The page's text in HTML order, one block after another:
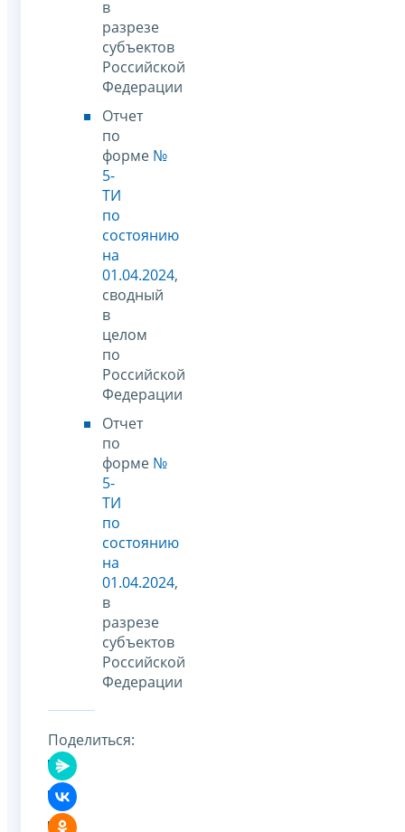
в
разрезе
субъектов
Российской
Федерации
Отчет
по
форме №
5-
ТИ
по
состоянию
на
01.04.2024,
сводный
в
целом
по
Российской
Федерации
Отчет
по
форме №
5-
ТИ
по
состоянию
на
01.04.2024,
в
разрезе
субъектов
Российской
Федерации
Поделиться: